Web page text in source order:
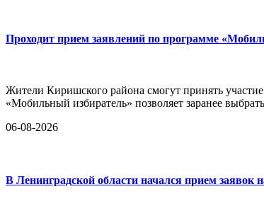
Проходит прием заявлений по программе
Жители Киришского района смогут принять
«Мобильный избиратель» позволяет заранее
06-08-2026
В Ленинградской области начался прием заявок